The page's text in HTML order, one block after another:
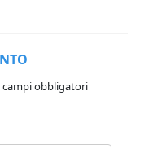
campi obbligatori